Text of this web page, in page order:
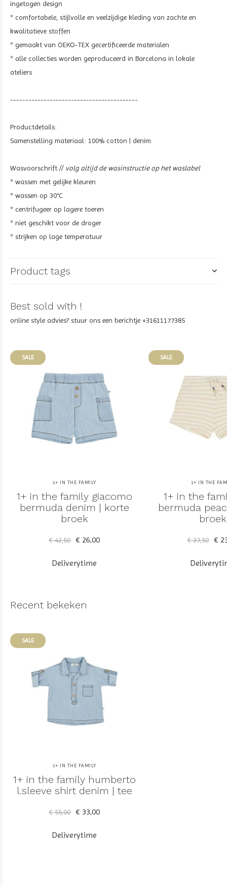
ingetogen design
* comfortabele, stijlvolle en veelzijdige kleding van zachte en
kwalitatieve stoffen
* gemaakt van OEKO-TEX gecertificeerde materialen
* alle collecties worden geproduceerd in Barcelona in lokale
ateliers
------------------------------------------
Productdetails:
Samenstelling materiaal: 100% cotton | denim
Wasvoorschrift // volg altijd de wasinstructie op het waslabel
* wassen met gelijke kleuren
* wassen op 30°C
* centrifugeer op lagere toeren
* niet geschikt voor de droger
* strijken op lage temperatuur
Product tags
Best sold with !
online style advies? stuur ons een berichtje +31611177385
SALE
1+ IN THE FAMILY
1+ in the family giacomo
bermuda denim | korte
broek
€ 42,50 € 26,00
Deliverytime
SALE
1+ IN THE
1+ in the
bermuda
broek
€ 37,50 €
Recent bekeken
SALE
1+ IN THE FAMILY
1+ in the family humberto
l.sleeve shirt denim | tee
€ 55,00 € 33,00
Deliverytime